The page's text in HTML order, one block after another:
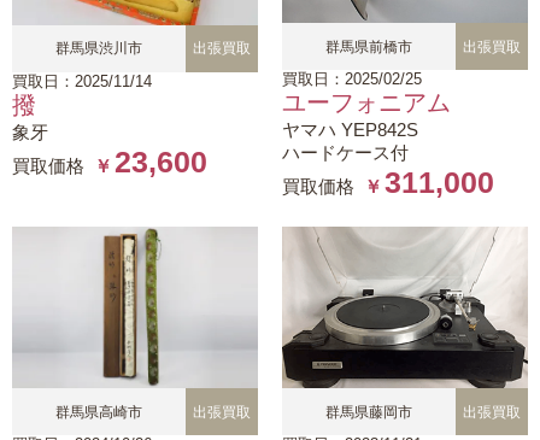
群馬県渋川市 出張買取
買取日：2025/11/14
撥
象牙
買取価格
￥ 23,600
群馬県前橋市 出張買取
買取日：2025/02/25
ユーフォニアム
ヤマハ YEP842S
ハードケース付
買取価格
￥ 311,000
群馬県高崎市 出張買取 群馬県藤岡市 出張買取